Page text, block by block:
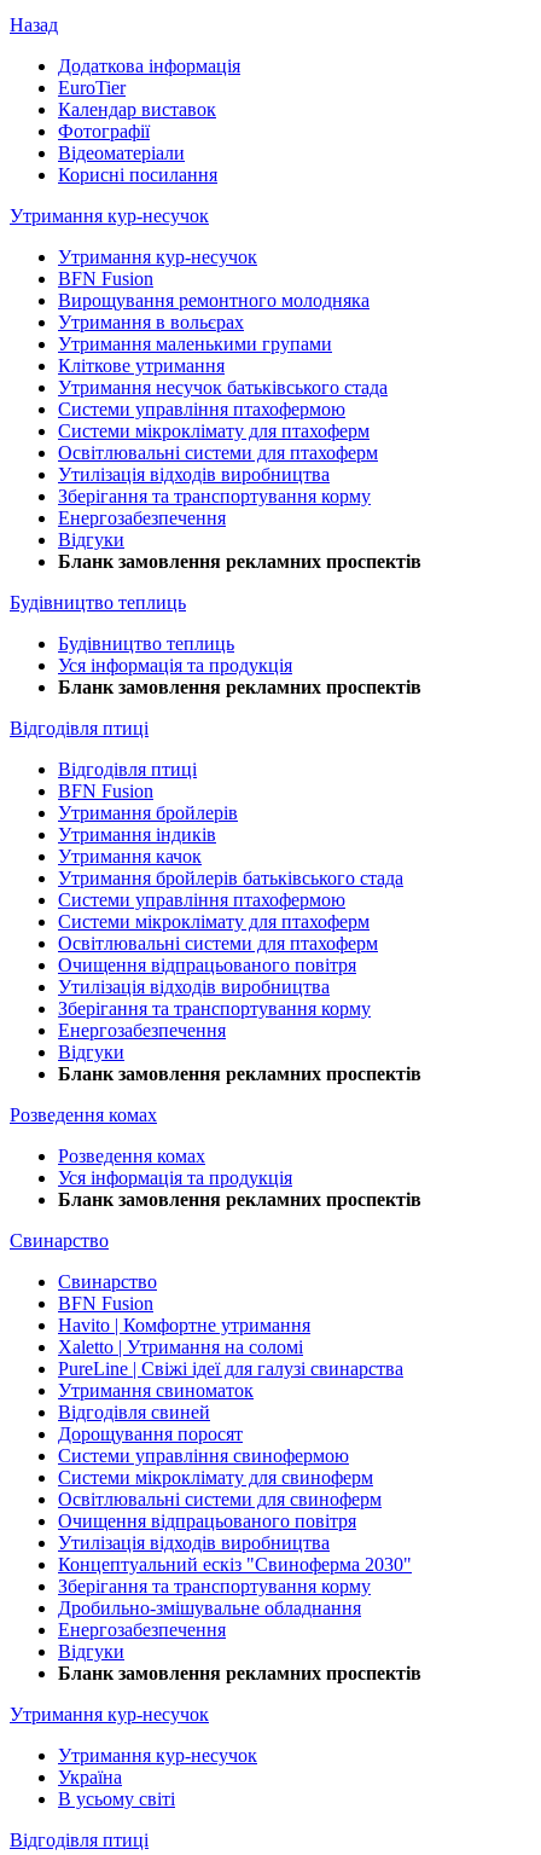
Назад
Додаткова інформація
EuroTier
Календар виставок
Фотографії
Відеоматеріали
Корисні посилання
Утримання кур-несучок
Утримання кур-несучок
BFN Fusion
Вирощування ремонтного молодняка
Утримання в вольєрах
Утримання маленькими групами
Кліткове утримання
Утримання несучок батьківського стада
Системи управління птахофермою
Системи мікроклімату для птахоферм
Освітлювальні системи для птахоферм
Утилізація відходів виробництва
Зберігання та транспортування корму
Енергозабезпечення
Відгуки
Бланк замовлення рекламних проспектів
Будівництво теплиць
Будівництво теплиць
Уся інформація та продукція
Бланк замовлення рекламних проспектів
Відгодівля птиці
Відгодівля птиці
BFN Fusion
Утримання бройлерів
Утримання індиків
Утримання качок
Утримання бройлерів батьківського стада
Системи управління птахофермою
Системи мікроклімату для птахоферм
Освітлювальні системи для птахоферм
Очищення відпрацьованого повітря
Утилізація відходів виробництва
Зберігання та транспортування корму
Енергозабезпечення
Відгуки
Бланк замовлення рекламних проспектів
Розведення комах
Розведення комах
Уся інформація та продукція
Бланк замовлення рекламних проспектів
Свинарство
Свинарство
BFN Fusion
Havito | Комфортне утримання
Xaletto | Утримання на соломі
PureLine | Свіжі ідеї для галузі свинарства
Утримання свиноматок
Відгодівля свиней
Дорощування поросят
Системи управління свинофермою
Системи мікроклімату для свиноферм
Освітлювальні системи для свиноферм
Очищення відпрацьованого повітря
Утилізація відходів виробництва
Концептуальний ескіз "Свиноферма 2030"
Зберігання та транспортування корму
Дробильно-змішувальне обладнання
Енергозабезпечення
Відгуки
Бланк замовлення рекламних проспектів
Утримання кур-несучок
Утримання кур-несучок
Україна
В усьому світі
Відгодівля птиці